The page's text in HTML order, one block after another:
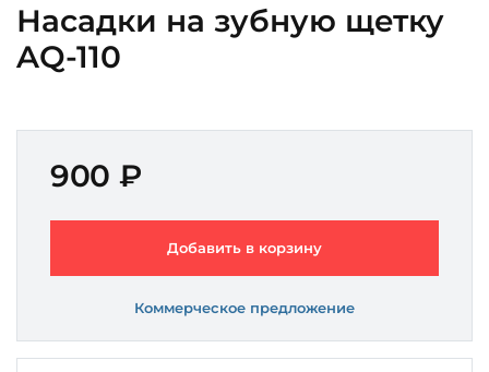
Насадки на зубную щетку
AQ-110
900 ₽
Добавить в корзину
Коммерческое предложение